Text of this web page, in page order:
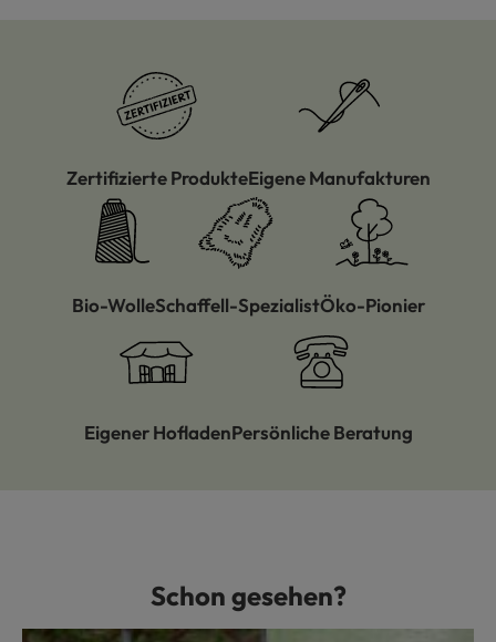
Zertifizierte ProdukteEigene Manufakturen
Bio-WolleSchaffell-SpezialistÖko-Pionier
Eigener HofladenPersönliche Beratung
Produktgalerie überspringenSchon gesehen?